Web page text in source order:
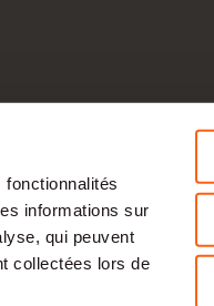
informations sur
qui peuvent
collectées lors de
CONTACTEZ-